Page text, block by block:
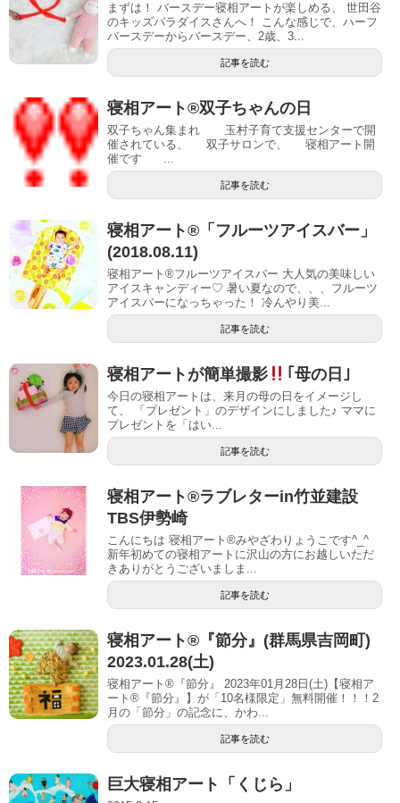
まずは！ バースデー寝相アートが楽しめる、 世田谷
のキッズパラダイスさんへ！ こんな感じで、ハーフ
バースデーからバースデー、2歳、3...
記事を読む
寝相アート®双子ちゃんの日
双子ちゃん集まれ 玉村子育て支援センターで開
催されている、 双子サロンで、 寝相アート開
催です ...
記事を読む
寝相アート®︎「フルーツアイスバー」
(2018.08.11)
寝相アート®︎フルーツアイスバー 大人気の美味しい
アイスキャンディー♡ 暑い夏なので、、、フルーツ
アイスバーになっちゃった！ 冷んやり美...
記事を読む
寝相アートが簡単撮影 ｢母の日｣
今日の寝相アートは、来月の母の日をイメージし
て、 「プレゼント」のデザインにしました♪ ママに
プレゼントを「はい...
記事を読む
寝相アート®︎ラブレターin竹並建設
TBS伊勢崎
こんにちは 寝相アート®︎みやざわりょうこです^_^
新年初めての寝相アートに沢山の方にお越しいただ
きありがとうございましま...
記事を読む
寝相アート®︎『節分』(群馬県吉岡町)
2023.01.28(土)
寝相アート®『節分』 2023年01月28日(土)【寝相ア
ート®︎『節分』】が「10名様限定」無料開催！！！2
月の「節分」の記念に、かわ...
記事を読む
巨大寝相アート「くじら」